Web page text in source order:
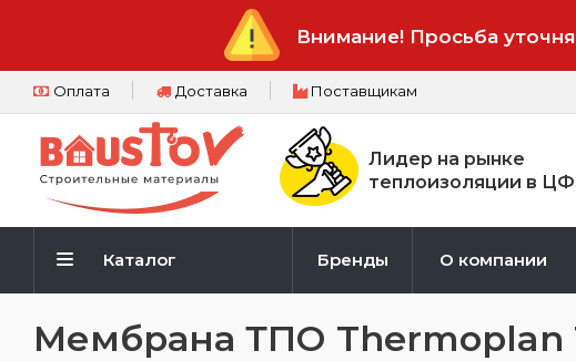
Внимание! Просьба
Оплата Доставка Поставщикам
Лидер на рынке
теплоизоляции в
Каталог Бренды О компании
Мембрана ТПО Thermoplan